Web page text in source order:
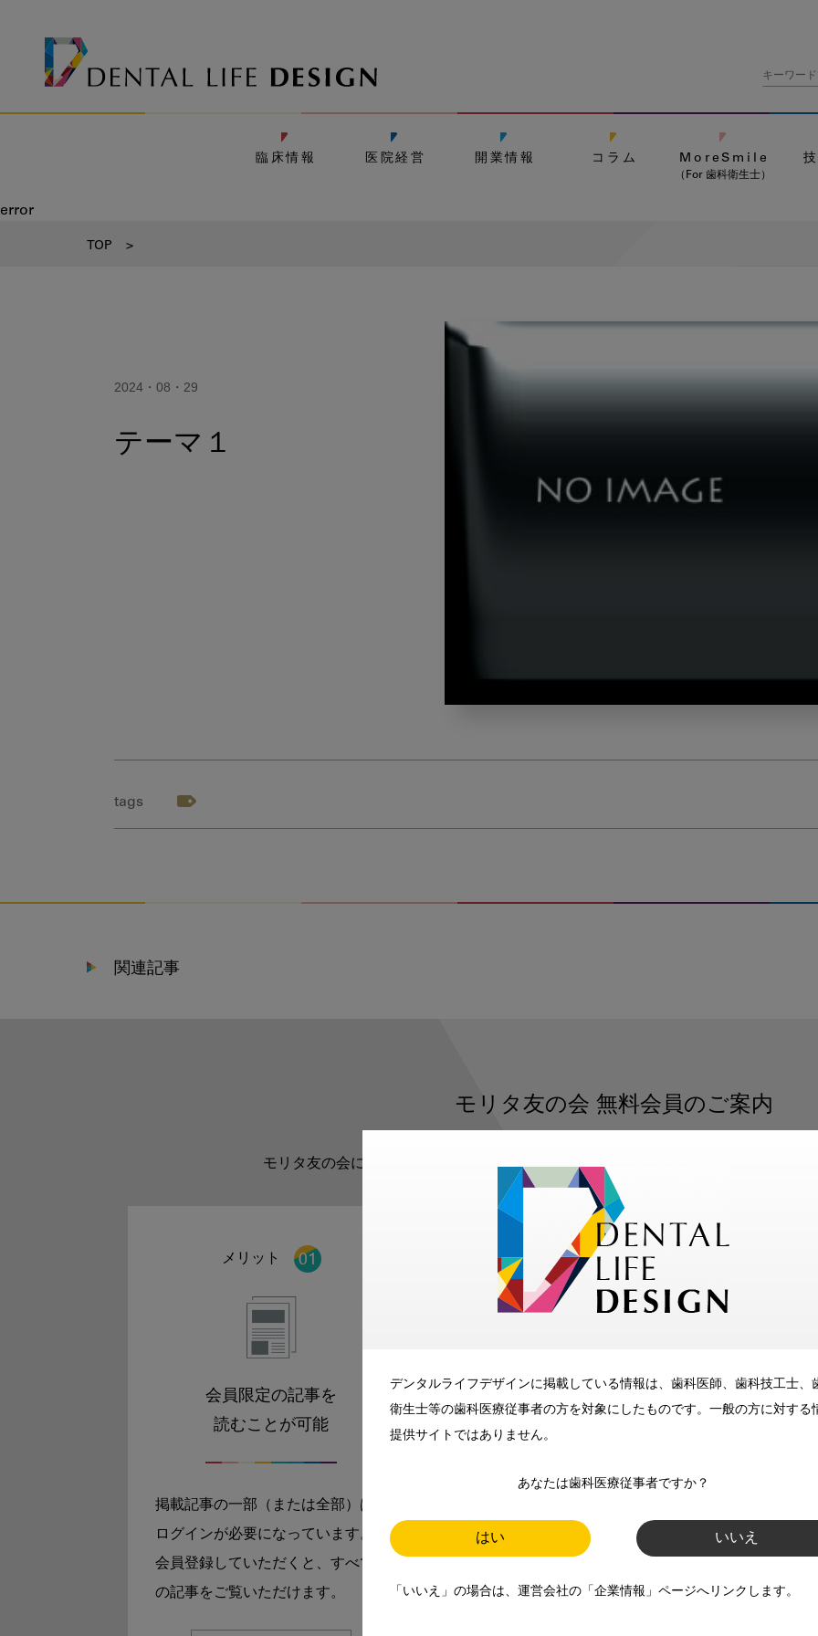
デンタルライフデザインに掲載している情報は、歯科医師、歯科技工士、
衛生士等の歯科医療従事者の方を対象にしたものです。一般の方に対する
提供サイトではありません。
あなたは歯科医療従事者ですか？
はい いいえ
「いいえ」の場合は、運営会社の「企業情報」ページへリンクします。
臨床情報 医院経営 開業情報 コラム MoreSmile
（For 歯科衛生士）
error
TOP >
2024・08・29
テーマ１
tags
関連記事
モリタ友の会 無料会員のご案内
モリタ友の会に登録いただくと、デンタルライフデザインをもっと便利にご利用い
メリット
会員限定の記事を
読むことが可能
掲載記事の一部（または全部）は
ログインが必要になっています。
会員登録していただくと、すべて
の記事をご覧いただけます。
メリット
メールマガジンでお届け
師、歯科衛生士、歯科技工士）に
お届けします。